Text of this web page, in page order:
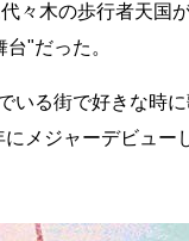
々木の歩行者天国
"だった。
る街で好きな時
メジャーデビュー